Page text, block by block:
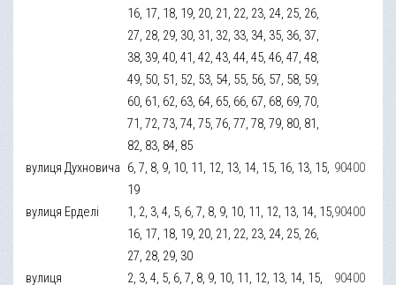
16, 17, 18, 19, 20, 21, 22, 23, 24, 25, 26,
27, 28, 29, 30, 31, 32, 33, 34, 35, 36, 37,
38, 39, 40, 41, 42, 43, 44, 45, 46, 47, 48,
49, 50, 51, 52, 53, 54, 55, 56, 57, 58, 59,
60, 61, 62, 63, 64, 65, 66, 67, 68, 69, 70,
71, 72, 73, 74, 75, 76, 77, 78, 79, 80, 81,
82, 83, 84, 85
вулиця Духновича 6, 7, 8, 9, 10, 11, 12, 13, 14, 15, 16, 13, 15,
19
90400
вулиця Ерделі
1, 2, 3, 4, 5, 6, 7, 8, 9, 10, 11, 12, 13, 14, 15,
16, 17, 18, 19, 20, 21, 22, 23, 24, 25, 26,
27, 28, 29, 30
90400
вулиця
2, 3, 4, 5, 6, 7, 8, 9, 10, 11, 12, 13, 14, 15,
90400